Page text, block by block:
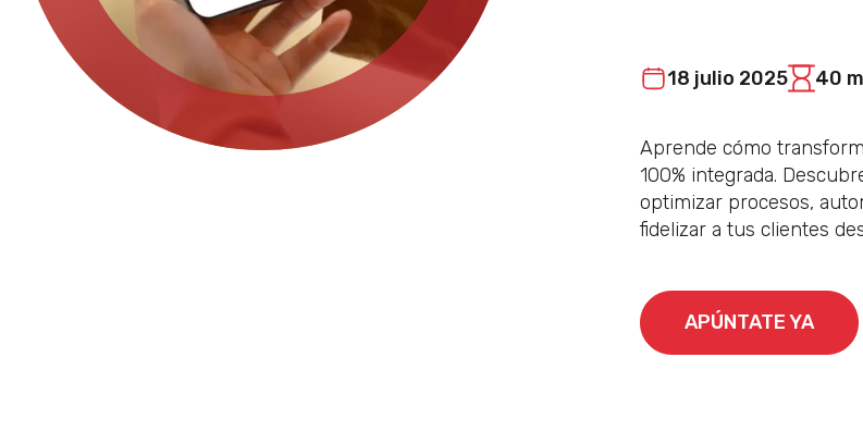
18 julio 2025 40
Aprende cómo
100% integrada.
optimizar procesos,
fidelizar a tus clientes
APÚNTATE YA